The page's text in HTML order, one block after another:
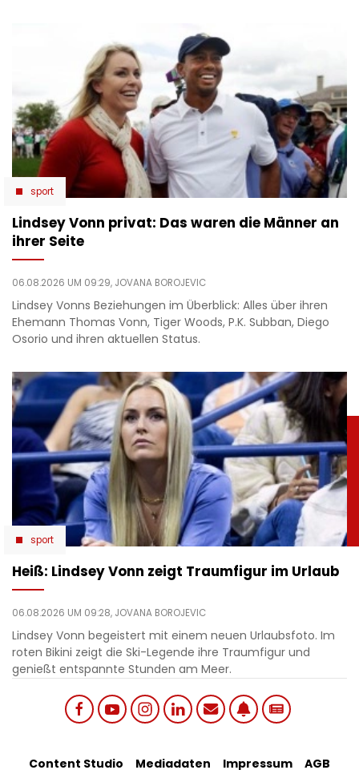
sport
Lindsey Vonn privat: Das waren die Männer an
ihrer Seite
06.08.2026 UM 09:29, JOVANA BOROJEVIC
Lindsey Vonns Beziehungen im Überblick: Alles über ihren
Ehemann Thomas Vonn, Tiger Woods, P.K. Subban, Diego
Osorio und ihren aktuellen Status.
sport
Heiß: Lindsey Vonn zeigt Traumfigur im Urlaub
06.08.2026 UM 09:28, JOVANA BOROJEVIC
Lindsey Vonn begeistert mit einem neuen Urlaubsfoto. Im
roten Bikini zeigt die Ski-Legende ihre Traumfigur und
genießt entspannte Stunden am Meer.
Content Studio Mediadaten Impressum AGB